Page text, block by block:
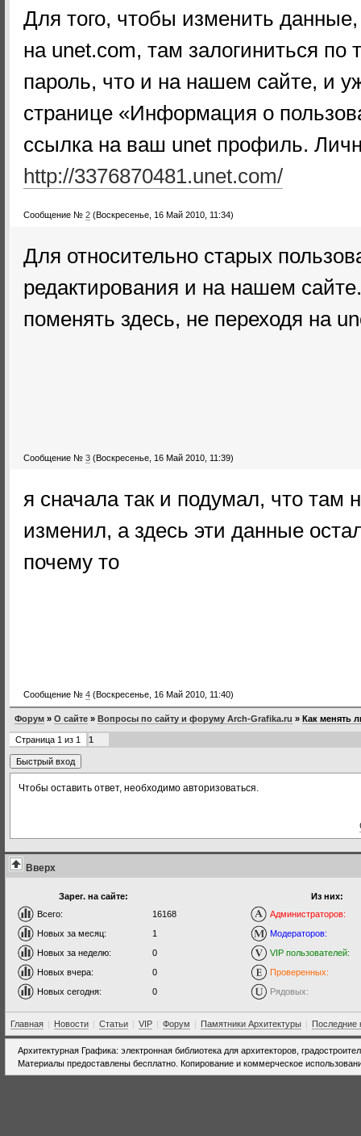
Для того, чтобы изменить
на unet.com, там залогиниться
пароль, что и на нашем сайте, и
странице «Информация о
ссылка на ваш unet профиль.
http://3376870481.unet.com/
Сообщение № 2 (Воскресенье, 16 Май 2010, 11:34)
Для относительно старых
редактирования и на нашем
поменять здесь, не переходя на
Сообщение № 3 (Воскресенье, 16 Май 2010, 11:39)
я сначала так и подумал, что там
изменил, а здесь эти данные
почему то
Сообщение № 4 (Воскресенье, 16 Май 2010, 11:40)
Форум » О сайте » Вопросы по сайту и форуму Arch-Grafika.ru » Как менять
Страница 1 из 1 1
Чтобы оставить ответ, необходимо авторизоваться.
Вверх
Зарег. на сайте:
Всего:
16168
Новых за месяц:
1
Новых за неделю:
0
Новых вчера:
0
Новых сегодня:
0
Из них:
Администраторов:
Модераторов:
VIP пользователей:
Проверенных:
Рядовых:
Главная | Новости | Статьи | VIP | Форум | Памятники Архитектуры | Последние
Архитектурная Графика: электронная библиотека для архитекторов,
Материалы предоставлены бесплатно. Копирование и коммерческое